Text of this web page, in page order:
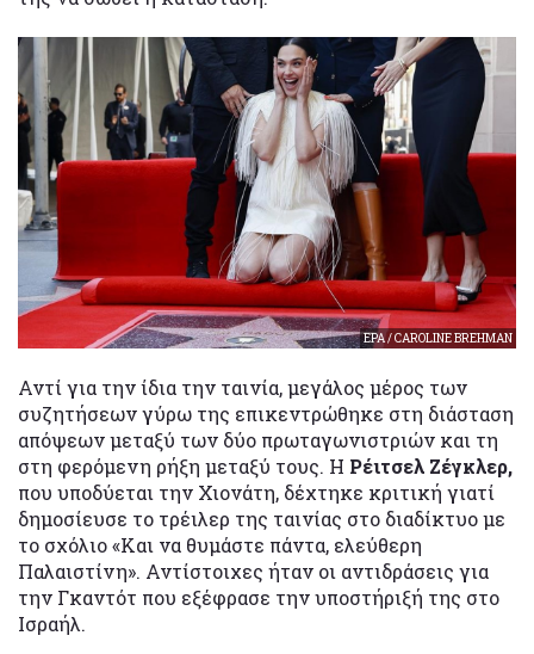
EPA / CAROLINE BREHMAN
Αντί για την ίδια την ταινία, μεγάλος μέρος των
συζητήσεων γύρω της επικεντρώθηκε στη διάσταση
απόψεων μεταξύ των δύο πρωταγωνιστριών και τη
στη φερόμενη ρήξη μεταξύ τους. Η Ρέιτσελ Ζέγκλερ,
που υποδύεται την Χιονάτη, δέχτηκε κριτική γιατί
δημοσίευσε το τρέιλερ της ταινίας στο διαδίκτυο με
το σχόλιο «Και να θυμάστε πάντα, ελεύθερη
Παλαιστίνη». Αντίστοιχες ήταν οι αντιδράσεις για
την Γκαντότ που εξέφρασε την υποστήριξή της στο
Ισραήλ.